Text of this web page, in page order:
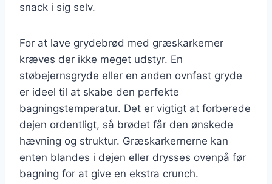
snack i sig selv.
For at lave grydebrød med græskarkerner
kræves der ikke meget udstyr. En
støbejernsgryde eller en anden ovnfast gryde
er ideel til at skabe den perfekte
bagningstemperatur. Det er vigtigt at forberede
dejen ordentligt, så brødet får den ønskede
hævning og struktur. Græskarkernerne kan
enten blandes i dejen eller drysses ovenpå før
bagning for at give en ekstra crunch.